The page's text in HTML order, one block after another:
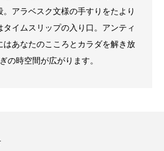
。アラベスク文様の手すりをたより
タイムスリップの入り口。アンティ
はあなたのこころとカラダを解き放
の時空間が広がります。